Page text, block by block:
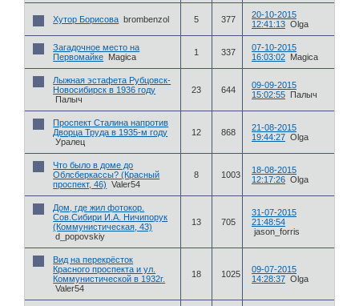
Хутор Борисова brombenzol 5 377
20-10-2015
12:41:13 Olga
Загадочное место на
Первомайке Magica 1 337
07-10-2015
16:03:02 Magica
Лыжная эстафета Рубцовск-
Новосибирск в 1936 году
Палыч
23 644
09-09-2015
15:02:55 Палыч
Проспект Сталина напротив
Дворца Труда в 1935-м году
Уралец
12 868
21-08-2015
19:44:27 Olga
Что было в доме до
Облсберкассы? (Красный
проспект, 46)
Valer54
8 1003
18-08-2015
12:17:26 Olga
Дом, где жил фотокор.
Сов.Сибири И.А. Ничипорук
(Коммунистическая, 43)
d_popovskiy
13 705
31-07-2015
21:48:54
jason_forris
Вид на перекрёсток
Красного проспекта и ул.
Коммунистической в 1932г.
Valer54
18 1025
09-07-2015
14:28:37 Olga